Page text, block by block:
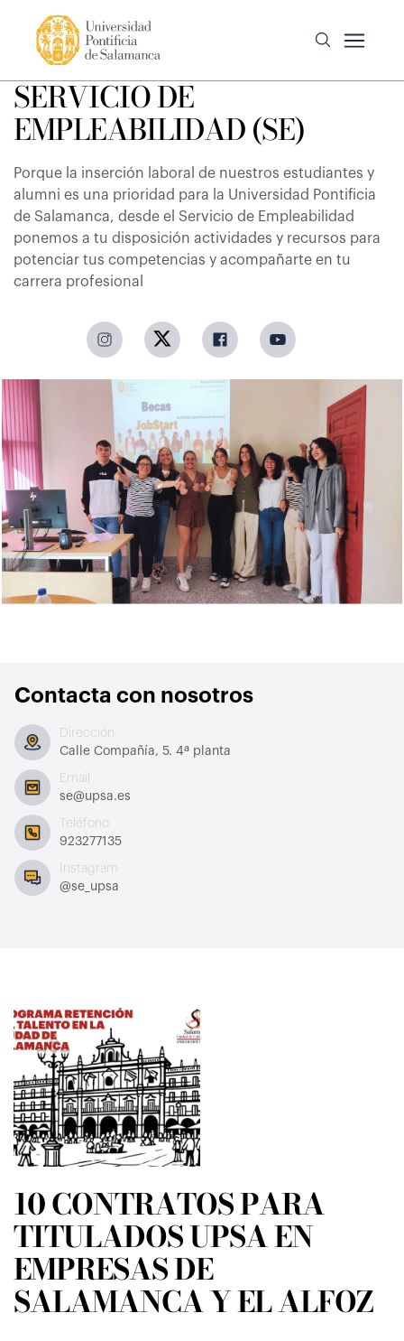
SERVICIO DE
EMPLEABILIDAD (SE)
Porque la inserción laboral de nuestros estudiantes y
alumni es una prioridad para la Universidad Pontificia
de Salamanca, desde el Servicio de Empleabilidad
ponemos a tu disposición actividades y recursos para
potenciar tus competencias y acompañarte en tu
carrera profesional
Contacta con nosotros
Dirección
Calle Compañía, 5. 4ª planta
Email
se@upsa.es
Teléfono
923277135
Instagram
@se_upsa
10 CONTRATOS PARA
TITULADOS UPSA EN
EMPRESAS DE
SALAMANCA Y EL ALFOZ